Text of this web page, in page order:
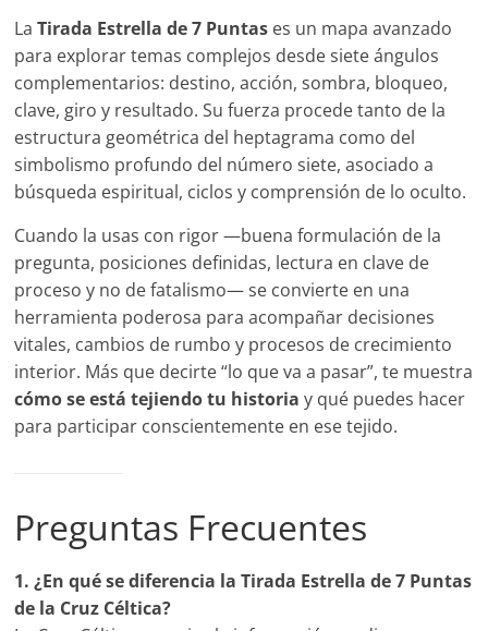
LaTirada Estrella de 7 Puntas es un mapa avanzado
para explorar temas complejos desde siete ángulos
complementarios: destino, acción, sombra, bloqueo,
clave, giro y resultado. Su fuerza procede tanto de la
estructura geométrica del heptagrama como del
simbolismo profundo del número siete, asociado a
búsqueda espiritual, ciclos y comprensión de lo oculto.
Cuando la usas con rigor —buena formulación de la
pregunta, posiciones definidas, lectura en clave de
proceso y no de fatalismo— se convierte en una
herramienta poderosa para acompañar decisiones
vitales, cambios de rumbo y procesos de crecimiento
interior. Más que decirte “lo que va a pasar”, te muestra
cómo se está tejiendo tu historia y qué puedes hacer
para participar conscientemente en ese tejido.
Preguntas Frecuentes
1. ¿En qué se diferencia la Tirada Estrella de 7 Puntas
de la Cruz Céltica?